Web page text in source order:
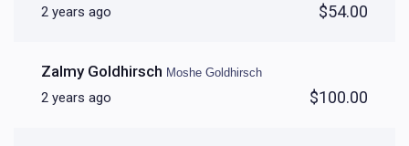
2 years ago $54.00
Zalmy Goldhirsch Moshe Goldhirsch
2 years ago $100.00